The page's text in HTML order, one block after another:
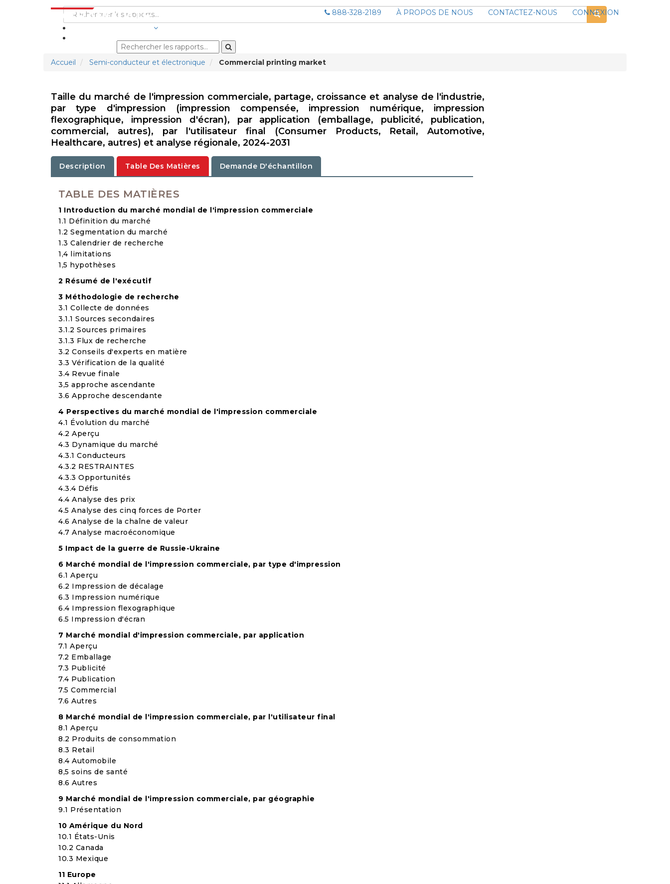
888-328-2189 À PROPOS DE NOUS CONTACTEZ-NOUS
CONNEXION
Accueil Semi-conducteur et électronique Commercial printing market
Taille du marché de l'impression commerciale, partage, croissance et analyse de l'industrie,
par type d'impression (impression compensée, impression numérique, impression
flexographique, impression d'écran), par application (emballage, publicité, publication,
commercial, autres), par l'utilisateur final (Consumer Products, Retail, Automotive,
Healthcare, autres) et analyse régionale, 2024-2031
Description Table Des Matières Demande D'échantillon
TABLE DES MATIÈRES
1 Introduction du marché mondial de l'impression commerciale
1.1 Définition du marché
1.2 Segmentation du marché
1.3 Calendrier de recherche
1,4 limitations
1,5 hypothèses
2 Résumé de l'exécutif
3 Méthodologie de recherche
3.1 Collecte de données
3.1.1 Sources secondaires
3.1.2 Sources primaires
3.1.3 Flux de recherche
3.2 Conseils d'experts en matière
3.3 Vérification de la qualité
3.4 Revue finale
3,5 approche ascendante
3.6 Approche descendante
4 Perspectives du marché mondial de l'impression commerciale
4.1 Évolution du marché
4.2 Aperçu
4.3 Dynamique du marché
4.3.1 Conducteurs
4.3.2 RESTRAINTES
4.3.3 Opportunités
4.3.4 Défis
4.4 Analyse des prix
4.5 Analyse des cinq forces de Porter
4.6 Analyse de la chaîne de valeur
4.7 Analyse macroéconomique
5 Impact de la guerre de Russie-Ukraine
6 Marché mondial de l'impression commerciale, par type d'impression
6.1 Aperçu
6.2 Impression de décalage
6.3 Impression numérique
6.4 Impression flexographique
6.5 Impression d'écran
7 Marché mondial d'impression commerciale, par application
7.1 Aperçu
7.2 Emballage
7.3 Publicité
7.4 Publication
7.5 Commercial
7.6 Autres
8 Marché mondial de l'impression commerciale, par l'utilisateur final
8.1 Aperçu
8.2 Produits de consommation
8.3 Retail
8.4 Automobile
8,5 soins de santé
8.6 Autres
9 Marché mondial de l'impression commerciale, par géographie
9.1 Présentation
10 Amérique du Nord
10.1 États-Unis
10.2 Canada
10.3 Mexique
11 Europe